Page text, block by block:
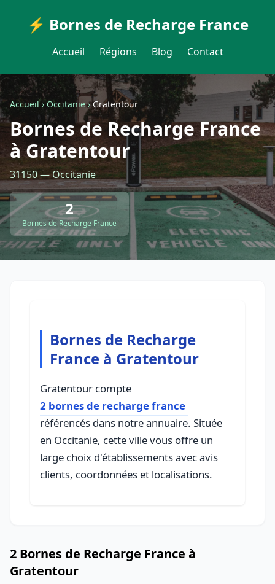
⚡ Bornes de Recharge France
Accueil Régions Blog Contact
Accueil›Occitanie›Gratentour
Bornes de Recharge France
à Gratentour
31150 — Occitanie
2
Bornes de Recharge France
Bornes de Recharge
France à Gratentour
Gratentour compte
2 bornes de recharge france
référencés dans notre annuaire. Située
en Occitanie, cette ville vous offre un
large choix d'établissements avec avis
clients, coordonnées et localisations.
2 Bornes de Recharge France à
Gratentour